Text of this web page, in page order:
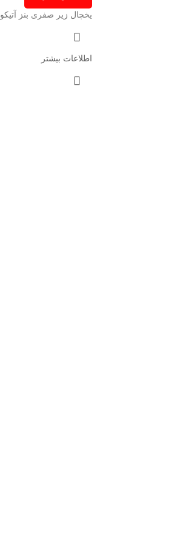
یخچال زیر صفری بنز آتیکو
اطلاعات بیشتر